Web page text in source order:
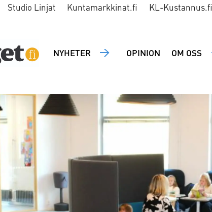
Studio Linjat Kuntamarkkinat.fi KL-Kustannus.fi
NYHETER OPINION OM OSS